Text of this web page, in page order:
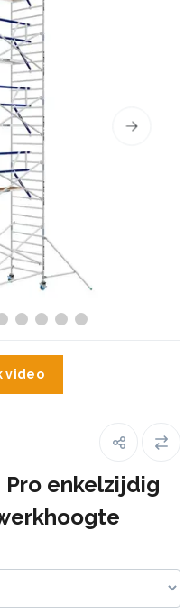
video
Pro enkelzijdig